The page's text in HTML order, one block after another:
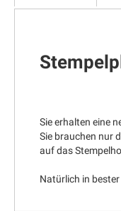
Bildgalerie
Sie erhalten eine
Sie brauchen nur
auf das
Natürlich in